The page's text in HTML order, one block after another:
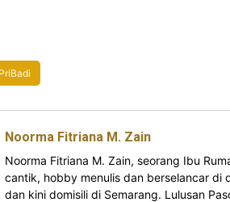
Noorma Fitriana M. Zain
Noorma Fitriana M. Zain, seorang Ibu
cantik, hobby menulis dan berselancar di
dan kini domisili di Semarang. Lulusan